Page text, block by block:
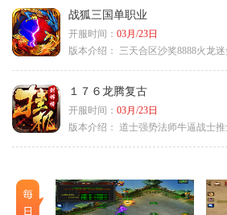
战狐三国单职业
开服时间： 03月/23日
版本介绍：
三天合区沙奖8888火龙
１７６龙腾复古
开服时间： 03月/23日
版本介绍： 道士强势法师牛逼战士